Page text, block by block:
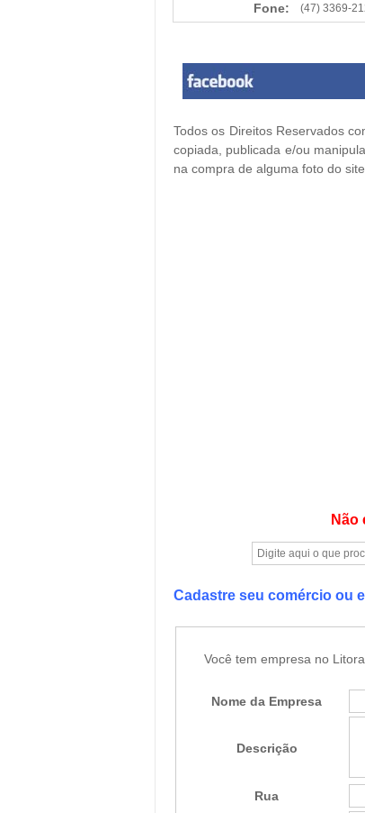
Fone: (47) 3369-
Todos os Direitos Reservados
copiada, publicada e/ou
na compra de alguma foto do
Não
Cadastre seu comércio ou
Você tem empresa no
Nome da Empresa
Descrição
Rua